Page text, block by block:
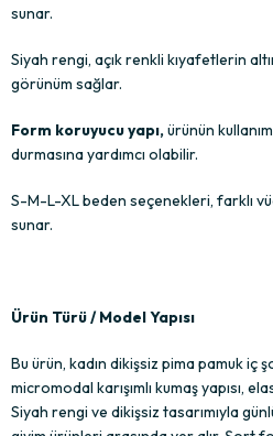
sunar.
Siyah rengi, açık renkli kıyafetlerin
görünüm sağlar.
Form koruyucu yapı,ürünün
durmasına yardımcı olabilir.
S-M-L-XL beden seçenekleri, farklı
sunar.
Ürün Türü / Model Yapısı
Bu ürün, kadın dikişsiz pima pamuk iç
micromodal karışımlı kumaş yapısı,
Siyah rengi ve dikişsiz tasarımıyla